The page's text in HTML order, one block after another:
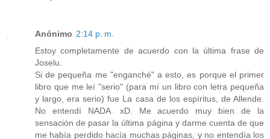
Anónimo 2:14 p. m.
Estoy completamente de acuerdo con la última frase de
Joselu.
Si de pequeña me "enganché" a esto, es porque el primer
libro que me leí "serio" (para mí un libro con letra pequeña
y largo, era serio) fue La casa de los espíritus, de Allende.
No entendí NADA. xD. Me acuerdo muy bien de la
sensación de pasar la última página y darme cuenta de que
me había perdido hacía muchas páginas, y no entendía los